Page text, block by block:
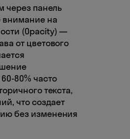
через панель
внимание на
(Opacity) —
от цветового
80% часто
текста,
что создает
без изменения